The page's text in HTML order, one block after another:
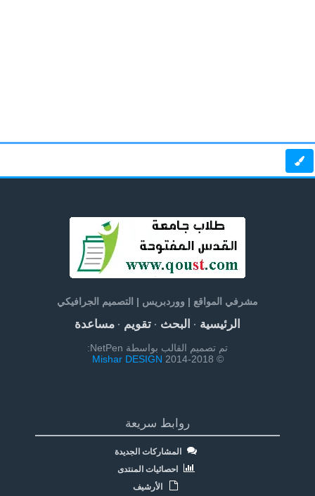
مشرفي المواقع | ووردبريس | التصميم الجرافيكي
الرئيسية· البحث· تقويم· مساعدة
تم تصميم القالب بواسطة NetPen:
© 2014-2018
Mishar DESIGN
روابط سريعة
المشاركات الجديدة
احصائيات المنتدى
الأرشيف